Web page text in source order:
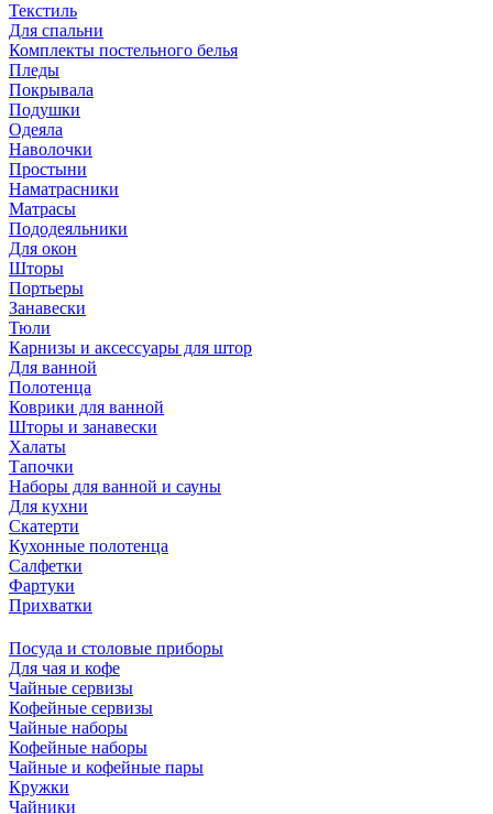
Текстиль
Для спальни
Комплекты постельного белья
Пледы
Покрывала
Подушки
Одеяла
Наволочки
Простыни
Наматрасники
Матрасы
Пододеяльники
Для окон
Шторы
Портьеры
Занавески
Тюли
Карнизы и аксессуары для штор
Для ванной
Полотенца
Коврики для ванной
Шторы и занавески
Халаты
Тапочки
Наборы для ванной и сауны
Для кухни
Скатерти
Кухонные полотенца
Салфетки
Фартуки
Прихватки
Посуда и столовые приборы
Для чая и кофе
Чайные сервизы
Кофейные сервизы
Чайные наборы
Кофейные наборы
Чайные и кофейные пары
Кружки
Чайники